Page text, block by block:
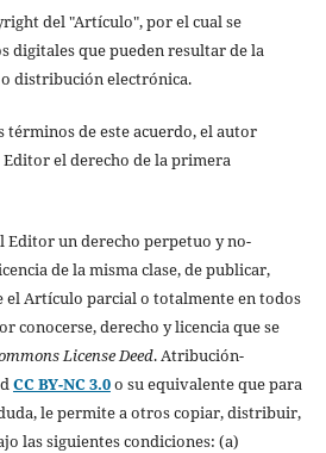
del "Artículo", por el cual se
digitales que pueden resultar de la
distribución electrónica.
términos de este acuerdo, el autor
el derecho de la primera
Editor un derecho perpetuo y no-
de la misma clase, de publicar,
el Artículo parcial o totalmente en todos
conocerse, derecho y licencia que se
License Deed. Atribución-
CC BY-NC 3.0o su equivalente que para
le permite a otros copiar, distribuir,
las siguientes condiciones: (a)